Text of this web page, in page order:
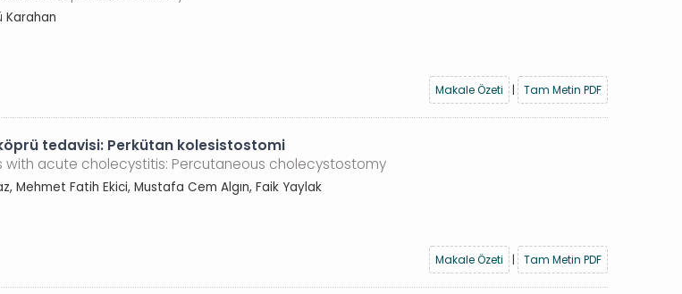
Karahan
Makale Özeti
| Tam Metin PDF
tedavisi: Perkütan kolesistostomi
acute cholecystitis: Percutaneous cholecystostomy
Mehmet Fatih Ekici, Mustafa Cem Algın, Faik Yaylak
Makale Özeti
| Tam Metin PDF